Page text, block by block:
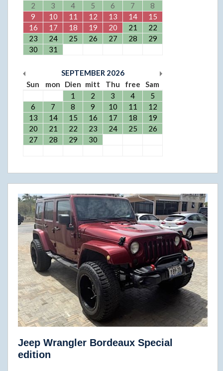
2
3 4 5 6 7
8
9
10 11 12 13 14
15
16
17 18 19 20 21
22
23
24 25 26 27 28
29
30
31
SEPTEMBER 2026
Sun
mon Dien mitt Thu free
Sam
1
2 3 4
5
6
7 8 9 10 11
12
13
14 15 16 17 18
19
20
21 22 23 24 25
26
27
28 29 30
Jeep Wrangler Bordeaux Special
edition